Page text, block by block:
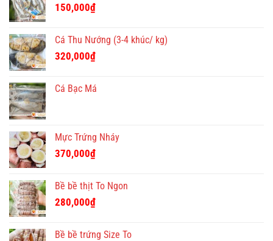
150,000₫
Cá Thu Nướng (3-4 khúc/ kg)
320,000₫
Cá Bạc Má
Mực Trứng Nháy
370,000₫
Bề bề thịt To Ngon
280,000₫
Bề bề trứng Size To